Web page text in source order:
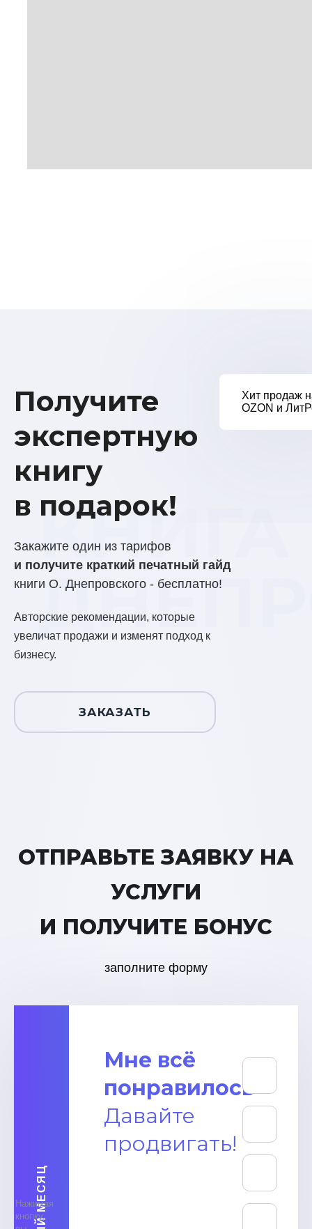
Хит продаж
OZON и
Получите
экспертную
книгу
в подарок!
Закажите один из тарифов
и получите краткий печатный гайд
книги О. Днепровского - бесплатно!
Авторские рекомендации, которые
увеличат продажи и изменят подход к
бизнесу.
ЗАКАЗАТЬ
КНИГА
ОТПРАВЬТЕ ЗАЯВКУ НА
УСЛУГИ
И ПОЛУЧИТЕ БОНУС
заполните форму
Мне всё
понравилось
Давайте
продвигать!
Нажимая
кнопку,